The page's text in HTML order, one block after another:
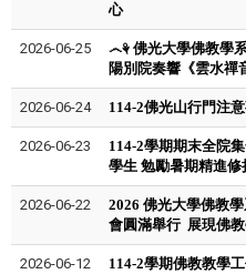
心
2026-06-25
෴⚘ 佛光大學佛教學
陽別院奏響《雲水
2026-06-24 114-2佛光山行門注
2026-06-23
114-2學期期末全院
學生 勉勵暑期精進修
2026-06-22
2026 佛光大學佛教
會圓滿舉行 展現佛
2026-06-12
114-2學期佛教教學